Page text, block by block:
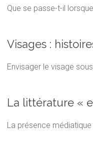
Que se passe-t-il
Visages :
Envisager le visage
La littérature «
La présence